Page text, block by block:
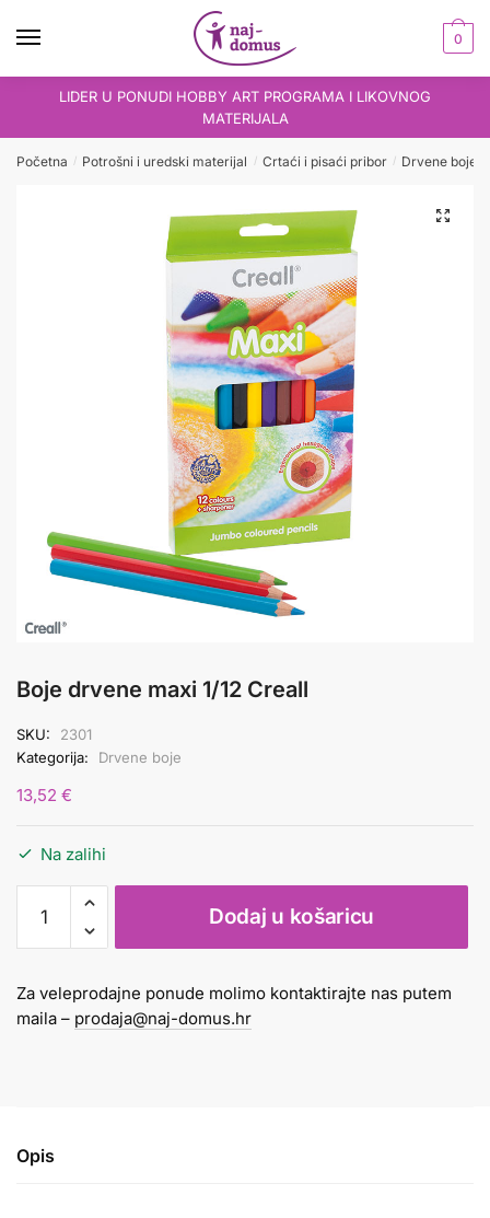
0
LIDER U PONUDI HOBBY ART PROGRAMA I LIKOVNOG
MATERIJALA
Početna / Potrošni i uredski materijal / Crtaći i pisaći pribor / Drvene boje
Boje drvene maxi 1/12 Creall
SKU:
2301
Kategorija:
Drvene boje
13,52 €
Na zalihi
drvene
maxi
Creall
količina
Dodaj u košaricu
Za veleprodajne ponude molimo kontaktirajte nas putem
maila – prodaja@naj-domus.hr
Opis